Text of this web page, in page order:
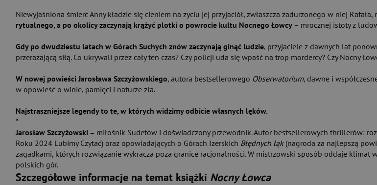
Niewyjaśniona śmierć Anny kładzie się cieniem na życiu jej przyjaciół, zwłaszcza zadurzonego w niej
rytualnego, a po okolicy zaczynają krążyć plotki o powrocie kultu Nocnego Łowcy – mrocznej istoty z
Gdy po dwudziestu latach w Górach Suchych znów zaczynają ginąć ludzie, przyjaciele z dawnych lat
przerażającą siłą. Co ukrywali przez cały ten czas? Czy policji uda się wpaść na trop mordercy? Czy Nocny
W nowej powieści Jarosława Szczyżowskiego, autora bestsellerowego Obserwatorium, dawne i
w opowieść o winie, pamięci i naturze zła.
Najstraszniejsze legendy to te, w których widzimy odbicie własnych lęków.
*
Jarosław Szczyżowski – miłośnik Sudetów i doświadczony przewodnik. Autor bestsellerowych thrillerów:
Roku 2024 Lubimy Czytać) oraz opowiadających o Górach Izerskich Błędnych łąk(nagroda za najlepszą
zagadkami, których rozwiązanie wykracza poza granice racjonalności. W mistrzowski sposób oddaje
polskich gór.
Szczegółowe informacje na temat książki Nocny Łowca